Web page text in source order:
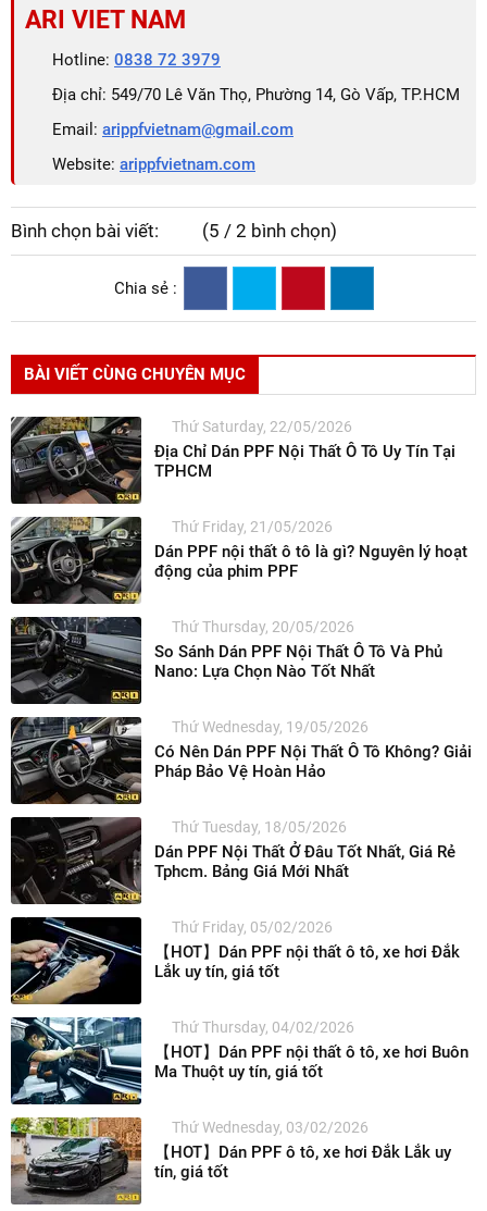
ARI VIET NAM
Hotline: 0838 72 3979
Địa chỉ: 549/70 Lê Văn Thọ, Phường 14, Gò Vấp, TP.HCM
Email: arippfvietnam@gmail.com
Website: arippfvietnam.com
Bình chọn bài viết: (5 / 2 bình chọn)
Chia sẻ :
BÀI VIẾT CÙNG CHUYÊN MỤC
Thứ Saturday, 22/05/2026
Địa Chỉ Dán PPF Nội Thất Ô Tô Uy Tín Tại
TPHCM
Thứ Friday, 21/05/2026
Dán PPF nội thất ô tô là gì? Nguyên lý hoạt
động của phim PPF
Thứ Thursday, 20/05/2026
So Sánh Dán PPF Nội Thất Ô Tô Và Phủ
Nano: Lựa Chọn Nào Tốt Nhất
Thứ Wednesday, 19/05/2026
Có Nên Dán PPF Nội Thất Ô Tô Không? Giải
Pháp Bảo Vệ Hoàn Hảo
Thứ Tuesday, 18/05/2026
Dán PPF Nội Thất Ở Đâu Tốt Nhất, Giá Rẻ
Tphcm. Bảng Giá Mới Nhất
Thứ Friday, 05/02/2026
【HOT】Dán PPF nội thất ô tô, xe hơi Đắk
Lắk uy tín, giá tốt
Thứ Thursday, 04/02/2026
【HOT】Dán PPF nội thất ô tô, xe hơi Buôn
Ma Thuột uy tín, giá tốt
Thứ Wednesday, 03/02/2026
【HOT】Dán PPF ô tô, xe hơi Đắk Lắk uy
tín, giá tốt